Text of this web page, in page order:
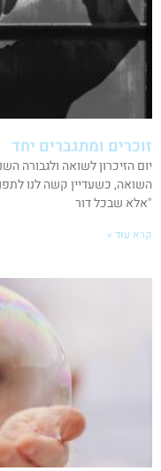
זוכרים ומתגברים יחד
יום הזיכרון לשואה ולגבורה
"אלא שבכל דור
קרא עוד »